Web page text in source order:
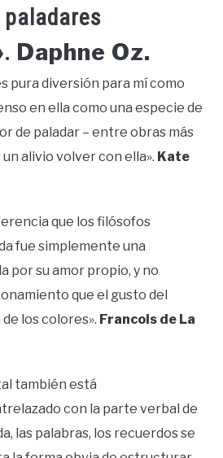
Daphne Oz.
pura diversión para mí como
en ella como una especie de
de paladar – entre obras más
alivio volver con ella». Kate
que los filósofos
fue simplemente una
por su amor propio, y no
que el gusto del
los colores». Francois de La
también está
con la parte verbal de
las palabras, los recuerdos se